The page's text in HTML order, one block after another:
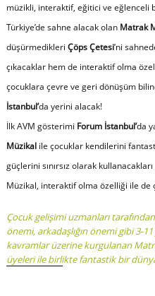
müzikli, interaktif, eğitici ve eğlenceli
Türkiye’de sahne alacak olan Matrak
düşürmedikleri Çöps Çetesi’ni
çıkacaklar hem de interaktif olma
çocuklara çevre ve geri dönüşüm
İstanbul’da yerini alacak!
İlk AVM gösterimi Forum İstanbul’da
Müzikalile çocuklar kendilerini
güçlerini sınırsız olarak
Müzikal, interaktif olma özelliği ile de
Çocuk gelişimi uzmanları
önemi, arkadaşlığın önemi gibi 3-
kavramlar üzerine kurgulanan
üyeleri ile birlikte fantastik bir